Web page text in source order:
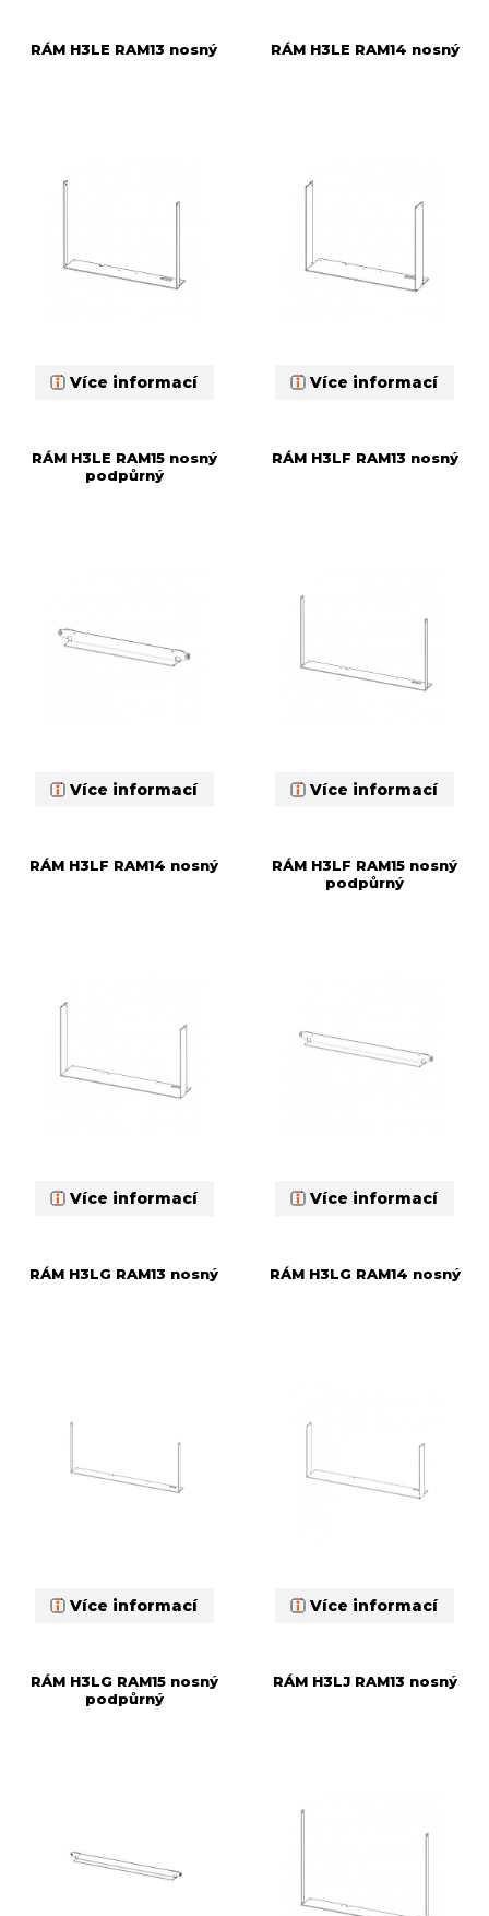
RÁM H3LE RAM13 nosný
Více informací
RÁM H3LE RAM14 nosný
Více informací
RÁM H3LE RAM15 nosný
podpůrný
Více informací
RÁM H3LF RAM13 nosný
Více informací
RÁM H3LF RAM14 nosný
Více informací
RÁM H3LF RAM15 nosný
podpůrný
Více informací
RÁM H3LG RAM13 nosný
Více informací
RÁM H3LG RAM14 nosný
Více informací
RÁM H3LG RAM15 nosný
podpůrný
RÁM H3LJ RAM13 nosný